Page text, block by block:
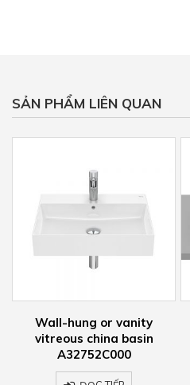
SẢN PHẨM LIÊN QUAN
hung or vanity
china basin
A32752C000
Drop-in